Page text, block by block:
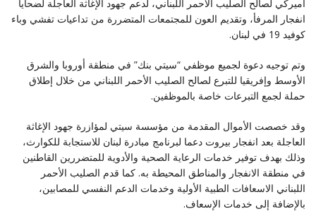
أميركي لصالح الصليب الأحمر اللبناني، لدعم جهود الإغاثة العاجلة لضحايا
انفجار المرفأ، وتقديم العون للمجتمعات المتضررة من تداعيات تفشي وباء
كوفيد 19 في لبنان.
وتم توجيه دعوة لجميع موظفي “سيتي بنك” في منطقة أوروبا والشرق
الأوسط وإفريقيا للتبرع لصالح الصليب الأحمر اللبناني من خلال إطلاق
حملة لجمع التبرعات خاصة بالموظفين.
وقد خصصت الأموال المقدمة من مؤسسة سيتي لمؤازرة جهود الإغاثة
العاجلة بعد انفجار بيروت دعما لبرنامج مبادرة لبنان للاستجابة للكوارث،
وذلك بهدف توفير خدمات الرعاية الصحية والأدوية للمتضررين القاطنين
في منطقة الانفجار والمناطق المحيطة به. كما قدم الصليب الأحمر
اللبناني الاسعافات الطبية الأولية وخدمات الدعم النفسي للمصابين،
بالإضافة إلى خدمات الإسعاف.